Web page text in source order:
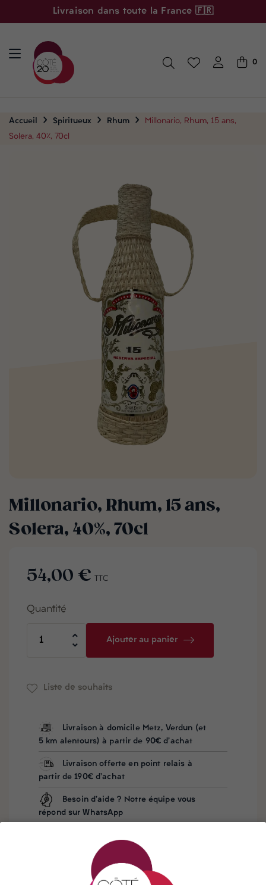
Livraison dans toute la France 🇫🇷
0
Accueil Spiritueux Rhum
Millonario, Rhum, 15 ans,
Solera, 40%, 70cl
Millonario, Rhum, 15 ans,
Solera, 40%, 70cl
54,00 € TTC
Quantité
Ajouter au panier
Liste de souhaits
Livraison à domicile Metz, Verdun (et
5 km alentours) à partir de 90€ d'achat
Livraison offerte en point relais à
partir de 190€ d'achat
Besoin d'aide ? Notre équipe vous
répond sur WhatsApp
Le plus vieux rhum du Pérou, élaboré en techniques